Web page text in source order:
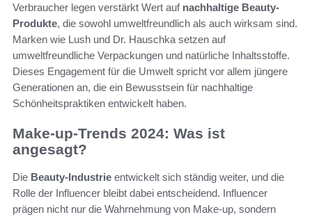
Verbraucher legen verstärkt Wert auf nachhaltige Beauty-
Produkte, die sowohl umweltfreundlich als auch wirksam sind.
Marken wie Lush und Dr. Hauschka setzen auf
umweltfreundliche Verpackungen und natürliche Inhaltsstoffe.
Dieses Engagement für die Umwelt spricht vor allem jüngere
Generationen an, die ein Bewusstsein für nachhaltige
Schönheitspraktiken entwickelt haben.
Make-up-Trends 2024: Was ist
angesagt?
Die Beauty-Industrie entwickelt sich ständig weiter, und die
Rolle der Influencer bleibt dabei entscheidend. Influencer
prägen nicht nur die Wahrnehmung von Make-up, sondern